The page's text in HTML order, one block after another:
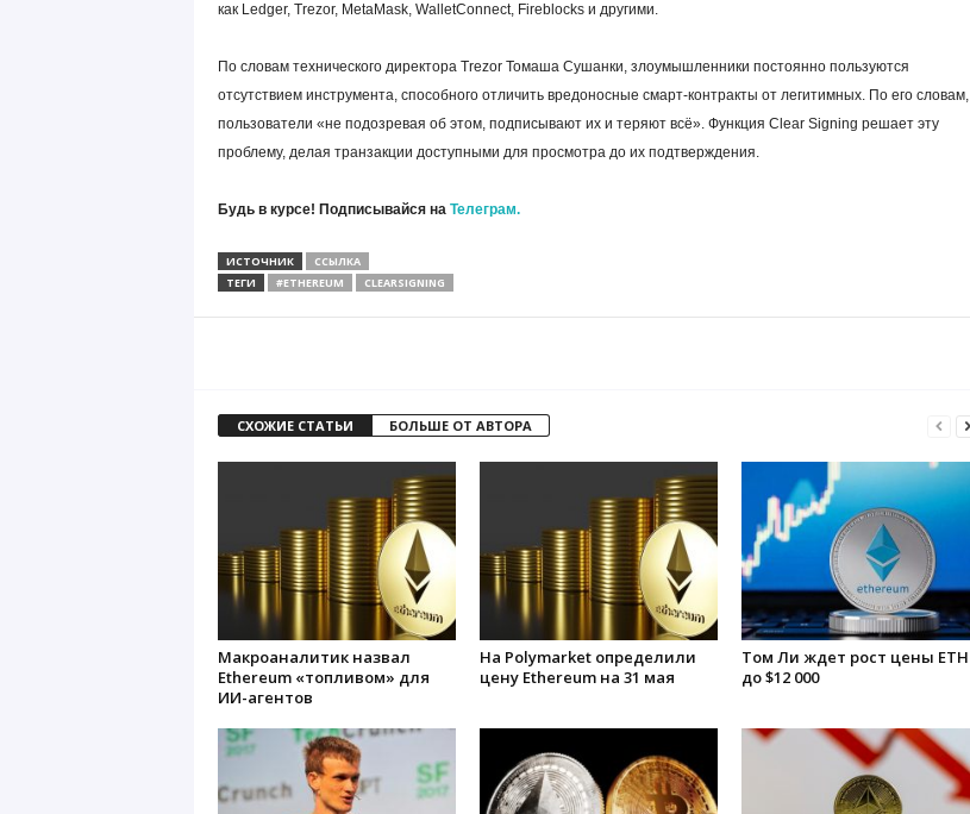
как Ledger, Trezor, MetaMask, WalletConnect, Fireblocks и другими.
По словам технического директора Trezor Томаша Сушанки, злоумышленники постоянно пользуются
отсутствием инструмента, способного отличить вредоносные смарт-контракты от легитимных. По его словам,
пользователи «не подозревая об этом, подписывают их и теряют всё». Функция Clear Signing решает эту
проблему, делая транзакции доступными для просмотра до их подтверждения.
Будь в курсе! Подписывайся на Телеграм.
ИСТОЧНИК
ССЫЛКА
ТЕГИ
#ETHEREUM CLEARSIGNING
СХОЖИЕ СТАТЬИ БОЛЬШЕ ОТ АВТОРА
Макроаналитик назвал
Ethereum «топливом» для
ИИ-агентов
На Polymarket определили
цену Ethereum на 31 мая
Том Ли ждет рост цены ETH
до $12 000